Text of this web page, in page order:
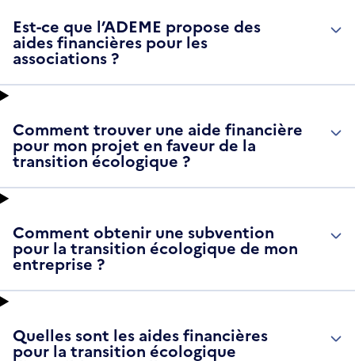
Est-ce que l’ADEME propose des
aides financières pour les
associations ?
Comment trouver une aide financière
pour mon projet en faveur de la
transition écologique ?
Comment obtenir une subvention
pour la transition écologique de mon
entreprise ?
Quelles sont les aides financières
pour la transition écologique